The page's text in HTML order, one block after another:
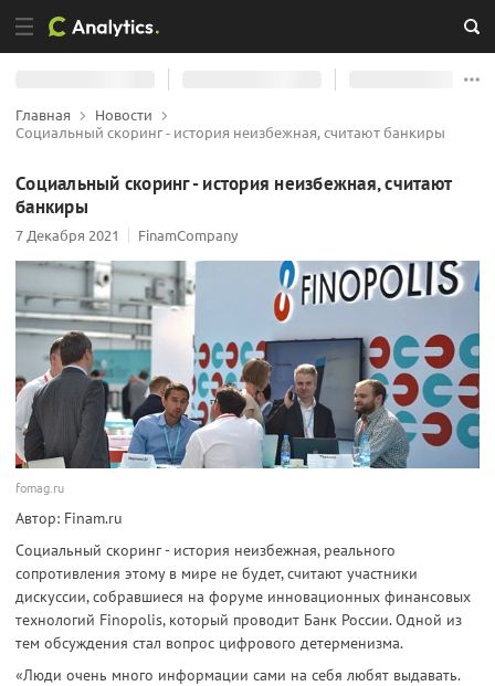
Главная
Новости
Социальный скоринг - история неизбежная, считают банкиры
Социальный скоринг - история неизбежная, считают
банкиры
7 Декабря 2021 FinamCompany
fomag.ru
Автор: Finam.ru
Социальный скоринг - история неизбежная, реального
сопротивления этому в мире не будет, считают участники
дискуссии, собравшиеся на форуме инновационных финансовых
технологий Finopolis, который проводит Банк России. Одной из
тем обсуждения стал вопрос цифрового детерменизма.
«Люди очень много информации сами на себя любят выдавать.